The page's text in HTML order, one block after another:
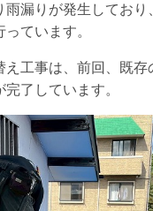
雨漏りが発生しており
ています。
え工事は、前回、既存
了しています。